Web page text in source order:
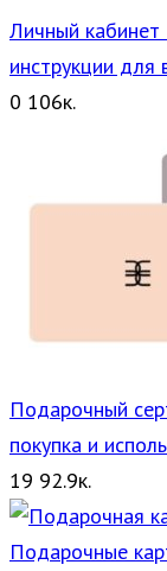
Личный
инструкции для
0 106к.
Подарочный
покупка и
19 92.9к.
Подарочные